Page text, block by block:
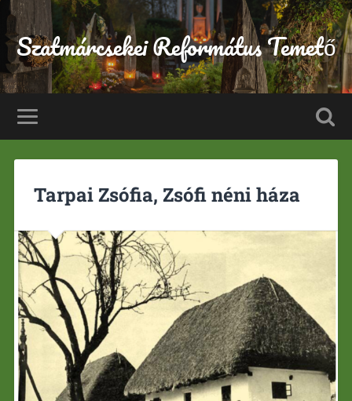
Szatmárcsekei Református Temető
Tarpai Zsófia, Zsófi néni háza